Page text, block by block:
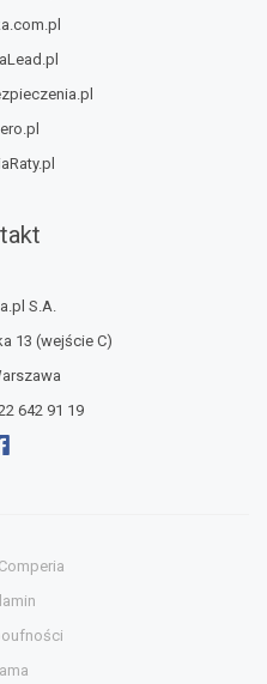
S.A.
13 (wejście C)
642 91 19